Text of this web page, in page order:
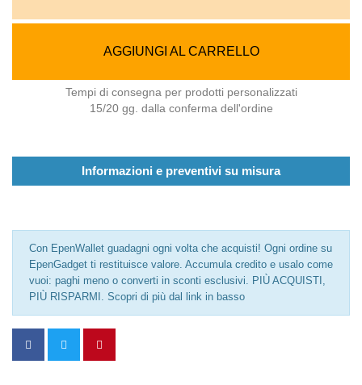
AGGIUNGI AL CARRELLO
Tempi di consegna per prodotti personalizzati
15/20 gg. dalla conferma dell'ordine
Informazioni e preventivi su misura
Con EpenWallet guadagni ogni volta che acquisti! Ogni ordine su
EpenGadget ti restituisce valore. Accumula credito e usalo come
vuoi: paghi meno o converti in sconti esclusivi. PIÙ ACQUISTI,
PIÙ RISPARMI. Scopri di più dal link in basso